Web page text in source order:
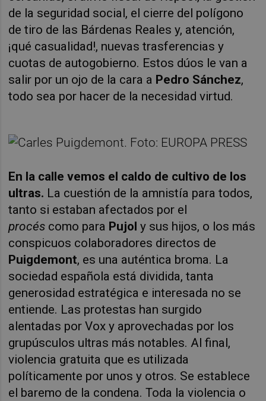
de la seguridad social, el cierre del polígono
de tiro de las Bárdenas Reales y, atención,
¡qué casualidad!, nuevas trasferencias y
cuotas de autogobierno. Estos dúos le van a
salir por un ojo de la cara a Pedro Sánchez,
todo sea por hacer de la necesidad virtud.
En la calle vemos el caldo de cultivo de los
ultras. La cuestión de la amnistía para todos,
tanto si estaban afectados por el
procés como para Pujoly sus hijos, o los más
conspicuos colaboradores directos de
Puigdemont, es una auténtica broma. La
sociedad española está dividida, tanta
generosidad estratégica e interesada no se
entiende. Las protestas han surgido
alentadas por Vox y aprovechadas por los
grupúsculos ultras más notables. Al final,
violencia gratuita que es utilizada
políticamente por unos y otros. Se establece
el baremo de la condena. Toda la violencia o